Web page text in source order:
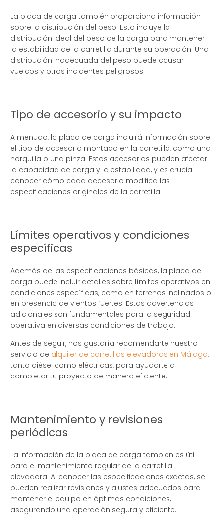
La placa de carga también proporciona información
sobre la distribución del peso. Esto incluye la
distribución ideal del peso de la carga para mantener
la estabilidad de la carretilla durante su operación. Una
distribución inadecuada del peso puede causar
vuelcos y otros incidentes peligrosos.
Tipo de accesorio y su impacto
A menudo, la placa de carga incluirá información sobre
el tipo de accesorio montado en la carretilla, como una
horquilla o una pinza. Estos accesorios pueden afectar
la capacidad de carga y la estabilidad, y es crucial
conocer cómo cada accesorio modifica las
especificaciones originales de la carretilla.
Límites operativos y condiciones
específicas
Además de las especificaciones básicas, la placa de
carga puede incluir detalles sobre límites operativos en
condiciones específicas, como en terrenos inclinados o
en presencia de vientos fuertes. Estas advertencias
adicionales son fundamentales para la seguridad
operativa en diversas condiciones de trabajo.
Antes de seguir, nos gustaría recomendarte nuestro
servicio de alquiler de carretillas elevadoras en Málaga,
tanto diésel como eléctricas, para ayudarte a
completar tu proyecto de manera eficiente.
Mantenimiento y revisiones
periódicas
La información de la placa de carga también es útil
para el mantenimiento regular de la carretilla
elevadora. Al conocer las especificaciones exactas, se
pueden realizar revisiones y ajustes adecuados para
mantener el equipo en óptimas condiciones,
asegurando una operación segura y eficiente.